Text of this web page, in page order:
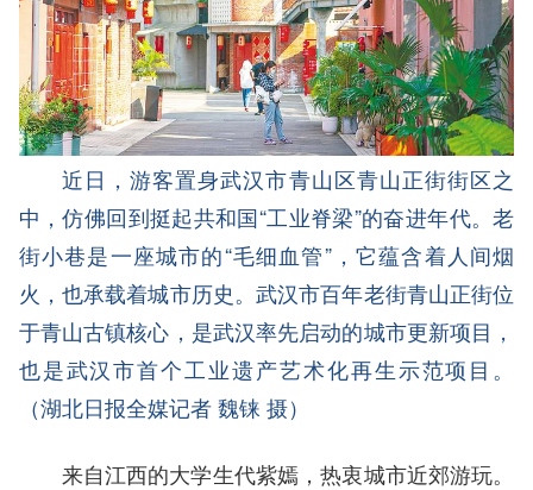
近日，游客置身武汉市青山区青山正街街区之
中，仿佛回到挺起共和国“工业脊梁”的奋进年代。老
街小巷是一座城市的“毛细血管”，它蕴含着人间烟
火，也承载着城市历史。武汉市百年老街青山正街位
于青山古镇核心，是武汉率先启动的城市更新项目，
也是武汉市首个工业遗产艺术化再生示范项目。
（湖北日报全媒记者 魏铼 摄）
来自江西的大学生代紫嫣，热衷城市近郊游玩。